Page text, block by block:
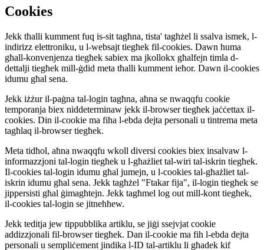
Cookies
Jekk tħalli kumment fuq is-sit tagħna, tista' tagħżel li ssalva ismek, l-
indirizz elettroniku, u l-websajt tiegħek fil-cookies. Dawn huma
għall-konvenjenza tiegħek sabiex ma jkollokx għalfejn timla d-
dettalji tiegħek mill-ġdid meta tħalli kumment ieħor. Dawn il-cookies
idumu għal sena.
Jekk iżżur il-paġna tal-login tagħna, aħna se nwaqqfu cookie
temporanja biex niddeterminaw jekk il-browser tiegħek jaċċettax il-
cookies. Din il-cookie ma fiha l-ebda dejta personali u tintrema meta
tagħlaq il-browser tiegħek.
Meta tidħol, aħna nwaqqfu wkoll diversi cookies biex insalvaw l-
informazzjoni tal-login tiegħek u l-għażliet tal-wiri tal-iskrin tiegħek.
Il-cookies tal-login idumu għal jumejn, u l-cookies tal-għażliet tal-
iskrin idumu għal sena. Jekk tagħżel "Ftakar fija", il-login tiegħek se
jippersisti għal ġimagħtejn. Jekk tagħmel log out mill-kont tiegħek,
il-cookies tal-login se jitneħħew.
Jekk teditja jew tippubblika artiklu, se jiġi ssejvjat cookie
addizzjonali fil-browser tiegħek. Dan il-cookie ma fih l-ebda dejta
personali u sempliċement jindika l-ID tal-artiklu li għadek kif